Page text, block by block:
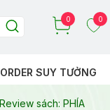
0 0
SUY TƯỞNG
Review sách: PHÍA